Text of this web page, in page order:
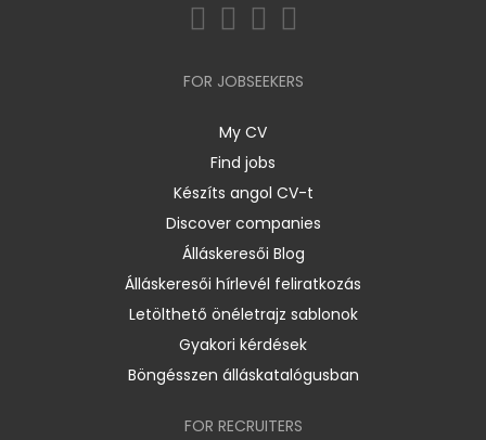
FOR JOBSEEKERS
My CV
Find jobs
Készíts angol CV-t
Discover companies
Álláskeresői Blog
Álláskeresői hírlevél feliratkozás
Letölthető önéletrajz sablonok
Gyakori kérdések
Böngésszen álláskatalógusban
FOR RECRUITERS